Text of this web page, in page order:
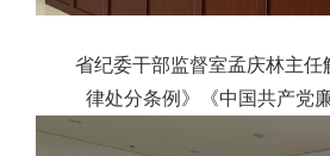
省纪委干部监督室孟庆林主任
律处分条例》《中国共产党